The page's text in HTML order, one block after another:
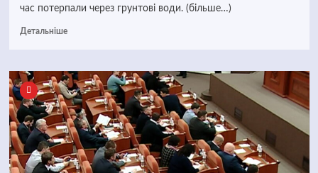
час потерпали через грунтові води. (більше…)
Детальніше